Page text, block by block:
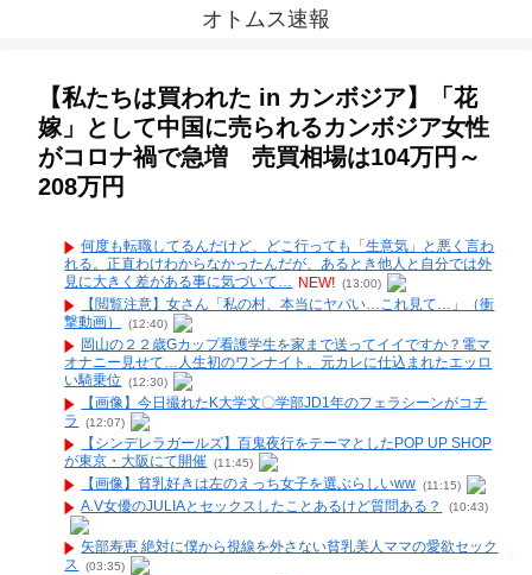
オトムス速報
【私たちは買われた in カンボジア】「花
嫁」として中国に売られるカンボジア女性
がコロナ禍で急増 売買相場は104万円～
208万円
何度も転職してるんだけど、どこ行っても「生意気」と悪く言わ
れる。正直わけわからなかったんだが、あるとき他人と自分では外
見に大きく差がある事に気づいて… NEW! (13:00)
【閲覧注意】女さん「私の村、本当にヤバい…これ見て…」（衝
撃動画）
(12:40)
岡山の２２歳Gカップ看護学生を家まで送ってイイですか？電マ
オナニー見せて…人生初のワンナイト。元カレに仕込まれたエッロ
い騎乗位
(12:30)
【画像】今日撮れたK大学文〇学部JD1年のフェラシーンがコチ
ラ
(12:07)
【シンデレラガールズ】百鬼夜行をテーマとしたPOP UP SHOP
が東京・大阪にて開催 (11:45)
【画像】貧乳好きは左のえっち女子を選ぶらしいww (11:15)
A.V女優のJULIAとセックスしたことあるけど質問ある？ (10:43)
矢部寿恵 絶対に僕から視線を外さない貧乳美人ママの愛欲セック
ス
(03:35)